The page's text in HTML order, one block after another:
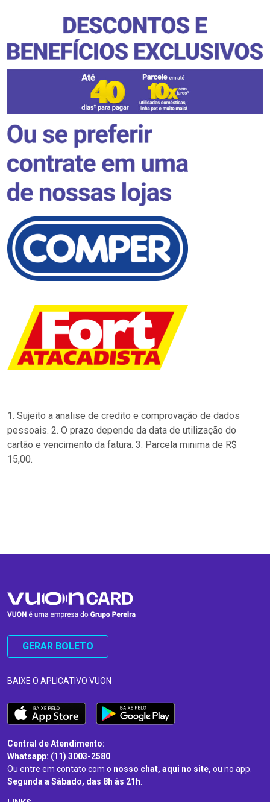
1. Sujeito a analise de credito e comprovação de dados
pessoais. 2. O prazo depende da data de utilização do
cartão e vencimento da fatura. 3. Parcela minima de R$
15,00.
GERAR BOLETO
BAIXE O APLICATIVO VUON
Central de Atendimento:
Whatsapp: (11) 3003-2580
Ou entre em contato com o nosso chat, aqui no site, ou no app.
Segunda a Sábado, das 8h às 21h.